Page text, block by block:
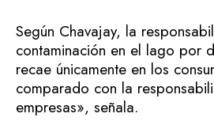
Según Chavajay, la
contaminación en el lago por
recae únicamente en los
comparado con la
empresas», señala.